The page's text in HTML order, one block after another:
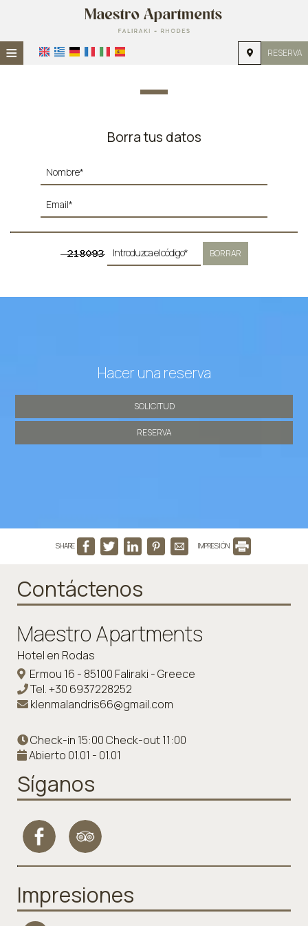
≡ RESERVA
ALOJAMIENTO
INVESTIGACIÓN
CONTACTO
Borra tus datos
BORRAR
Hacer una reserva
SOLICITUD
RESERVA
SHARE IMPRESIÓN
Contáctenos
Maestro Apartments
Hotel en Rodas
Ermou 16 - 85100 Faliraki - Greece
Tel.+30 6937228252
klenmalandris66@gmail.com
Check-in 15:00 Check-out 11:00
Abierto 01.01 - 01.01
Síganos
Impresiones